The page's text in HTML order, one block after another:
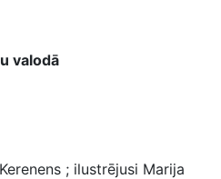
valodā
; ilustrējusi Marija